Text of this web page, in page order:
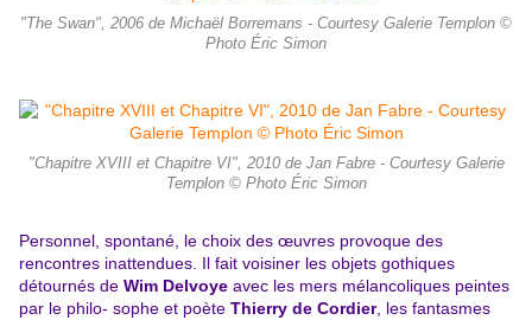
"The Swan", 2006 de Michaël Borremans - Courtesy Galerie Templon ©
Photo Éric Simon
"Chapitre XVIII et Chapitre VI", 2010 de Jan Fabre - Courtesy Galerie
Templon © Photo Éric Simon
Personnel, spontané, le choix des œuvres provoque des
rencontres inattendues. Il fait voisiner les objets gothiques
détournés de Wim Delvoye avec les mers mélancoliques peintes
par le philo- sophe et poète Thierry de Cordier, les fantasmes